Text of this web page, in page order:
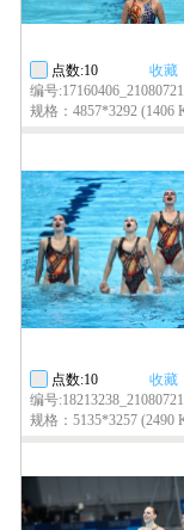
收藏
点数:10
编号
规格：4857*3292 (1406
收藏
点数:10
编号
规格：5135*3257 (2490